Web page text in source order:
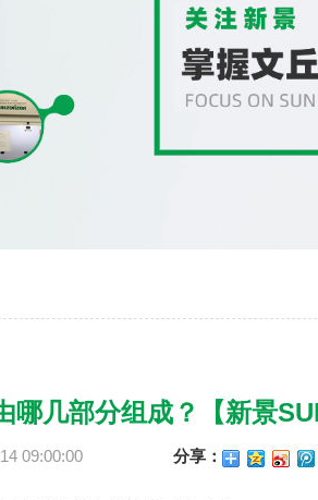
哪几部分组成？【新景
09:00:00 分享：